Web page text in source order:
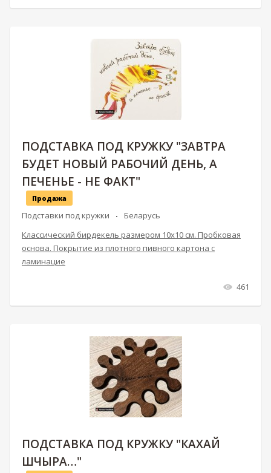
ПОДСТАВКА ПОД КРУЖКУ "ЗАВТРА
БУДЕТ НОВЫЙ РАБОЧИЙ ДЕНЬ, А
ПЕЧЕНЬЕ - НЕ ФАКТ"
Продажа
Подставки под кружки
Беларусь
Классический бирдекель размером 10х10 см. Пробковая
основа. Покрытие из плотного пивного картона с
ламинацие
461
ПОДСТАВКА ПОД КРУЖКУ "КАХАЙ
ШЧЫРА…"